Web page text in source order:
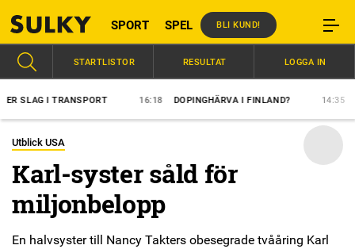
SPORT SPEL BLI KUND!
I TRANSPORT DOPINGHÄRVA I FINLAND?
STARTLISTOR RESULTAT LOGGA IN
Utblick USA
Karl-syster såld för
miljonbelopp
En halvsyster till Nancy Takters obesegrade tvååring Karl